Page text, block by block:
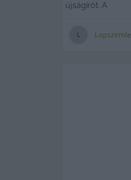
újságírót. A
L Lapszemle